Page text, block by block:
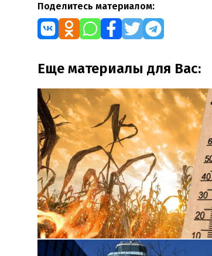
Поделитесь материалом:
Еще материалы для Вас: